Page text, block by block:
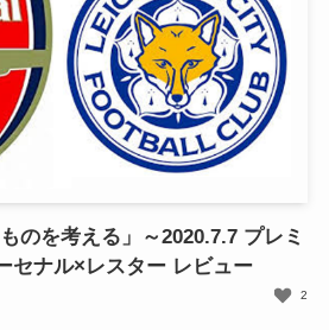
のを考える」～2020.7.7 プレミ
セナル×レスター レビュー
2